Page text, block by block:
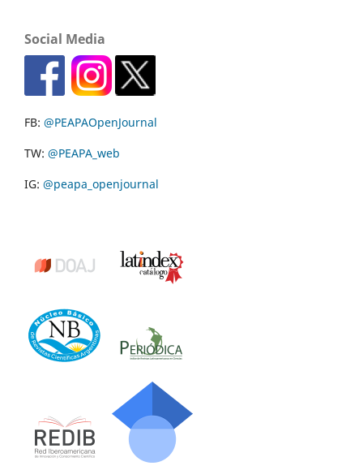
Social Media
FB: @PEAPAOpenJournal
TW: @PEAPA_web
IG: @peapa_openjournal